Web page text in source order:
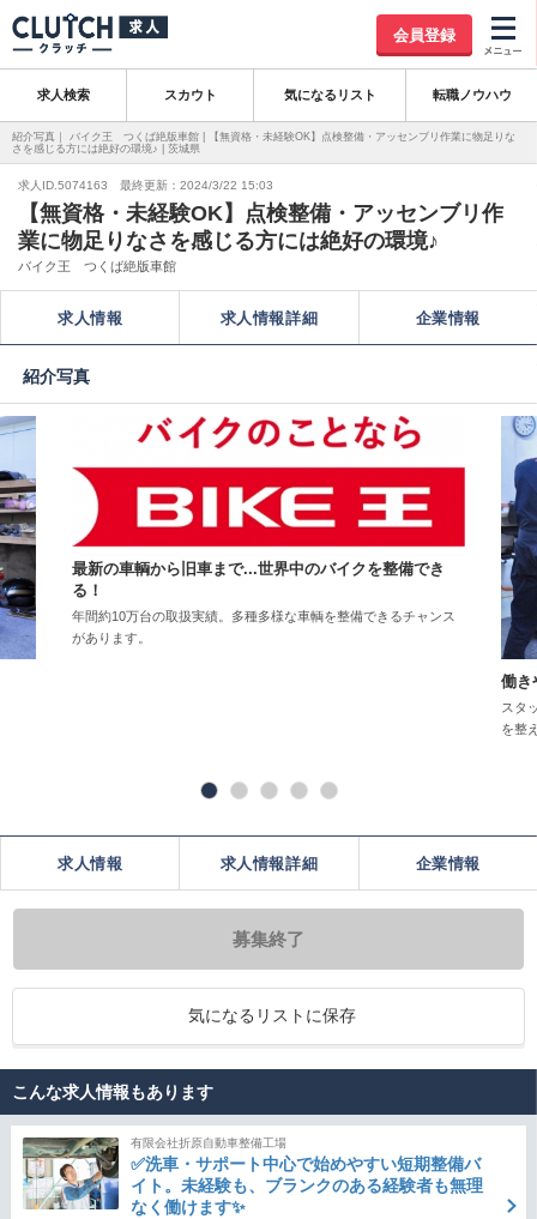
会員登録
求人検索 スカウト 気になるリスト 転職ノウハウ
紹介写真｜ バイク王 つくば絶版車館 | 【無資格・未経験OK】点検整備・アッセンブリ作業に物足りな
さを感じる方には絶好の環境♪ | 茨城県
求人ID.5074163 最終更新：2024/3/22 15:03
【無資格・未経験OK】点検整備・アッセンブリ作
業に物足りなさを感じる方には絶好の環境♪
バイク王 つくば絶版車館
求人情報 求人情報詳細 企業情報
紹介写真
最新の車輌から旧車まで...世界中のバイクを整備でき
る！
年間約10万台の取扱実績。多種多様な車輌を整備できるチャンス
があります。
働き
スタ
を整
求人情報 求人情報詳細 企業情報
募集終了
気になるリストに保存
こんな求人情報もあります
有限会社折原自動車整備工場
✅洗車・サポート中心で始めやすい短期整備バ
イト。未経験も、ブランクのある経験者も無理
なく働けます✨